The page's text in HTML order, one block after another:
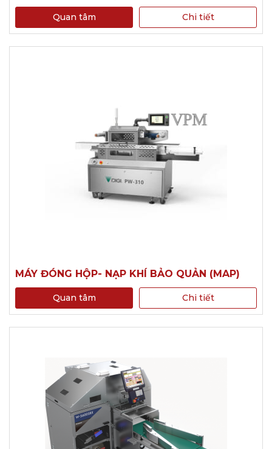
Quan tâm Chi tiết
MÁY ĐÓNG HỘP- NẠP KHÍ BẢO QUẢN (MAP)
Quan tâm Chi tiết